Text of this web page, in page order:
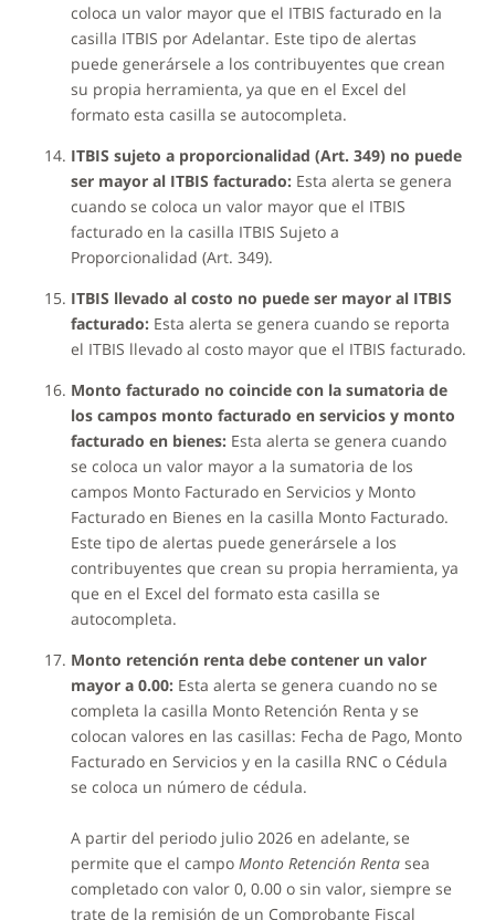
coloca un valor mayor que el ITBIS facturado en la
casilla ITBIS por Adelantar. Este tipo de alertas
puede generársele a los contribuyentes que crean
su propia herramienta, ya que en el Excel del
formato esta casilla se autocompleta.
ITBIS sujeto a proporcionalidad (Art. 349) no puede
ser mayor al ITBIS facturado: Esta alerta se genera
cuando se coloca un valor mayor que el ITBIS
facturado en la casilla ITBIS Sujeto a
Proporcionalidad (Art. 349).
ITBIS llevado al costo no puede ser mayor al ITBIS
facturado:Esta alerta se genera cuando se reporta
el ITBIS llevado al costo mayor que el ITBIS facturado.
Monto facturado no coincide con la sumatoria de
los campos monto facturado en servicios y monto
facturado en bienes:Esta alerta se genera cuando
se coloca un valor mayor a la sumatoria de los
campos Monto Facturado en Servicios y Monto
Facturado en Bienes en la casilla Monto Facturado.
Este tipo de alertas puede generársele a los
contribuyentes que crean su propia herramienta, ya
que en el Excel del formato esta casilla se
autocompleta.
Monto retención renta debe contener un valor
mayor a 0.00:Esta alerta se genera cuando no se
completa la casilla Monto Retención Renta y se
colocan valores en las casillas: Fecha de Pago, Monto
Facturado en Servicios y en la casilla RNC o Cédula
se coloca un número de cédula.
A partir del periodo julio 2026 en adelante, se
permite que el campo Monto Retención Rentasea
completado con valor 0, 0.00 o sin valor, siempre se
trate de la remisión de un Comprobante Fiscal